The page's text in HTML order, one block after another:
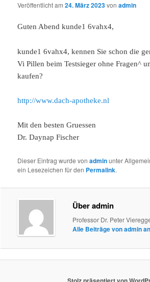
Veröffentlicht am24. März 2023vonadmin
Guten Abend kunde1 6vahx4,
kunde1 6vahx4, kennen Sie schon die
Vi Pillen beim Testsieger ohne Fragen^
kaufen?
http://www.dach-apotheke.nl
Mit den besten Gruessen
Dr. Daynap Fischer
Dieser Eintrag wurde vonadminunter
ein Lesezeichen für den Permalink.
Über admin
Professor Dr. Peter
Alle Beiträge von admin